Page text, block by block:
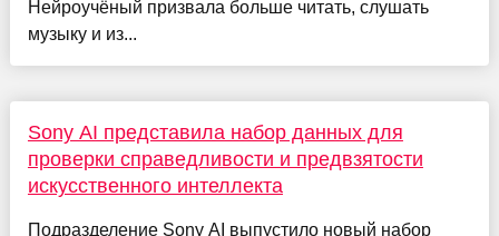
Нейроучёный призвала больше читать, слушать
музыку и из...
Sony AI представила набор данных для
проверки справедливости и предвзятости
искусственного интеллекта
Подразделение Sony AI выпустило новый набор